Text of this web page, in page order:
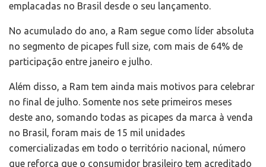
emplacadas no Brasil desde o seu lançamento.
No acumulado do ano, a Ram segue como líder absoluta
no segmento de picapes full size, com mais de 64% de
participação entre janeiro e julho.
Além disso, a Ram tem ainda mais motivos para celebrar
no final de julho. Somente nos sete primeiros meses
deste ano, somando todas as picapes da marca à venda
no Brasil, foram mais de 15 mil unidades
comercializadas em todo o território nacional, número
que reforça que o consumidor brasileiro tem acreditado